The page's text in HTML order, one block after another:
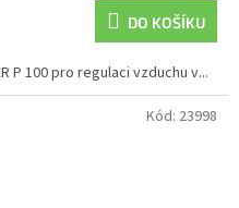
DO KOŠÍKU
P 100 pro regulaci vzduchu v...
Kód: 23998